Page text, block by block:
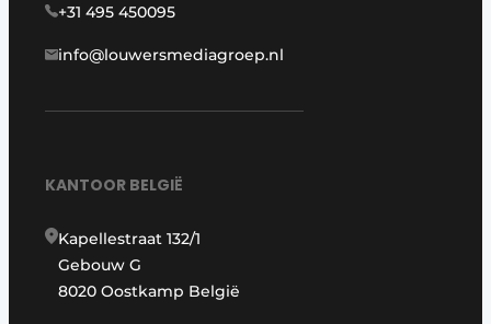
+31 495 450095
info@louwersmediagroep.nl
KANTOOR BELGIË
Kapellestraat 132/1
Gebouw G
8020 Oostkamp België